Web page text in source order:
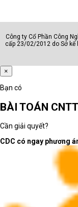
Công ty Cổ Phần Công
cấp 23/02/2012 do Sở kế
×
Bạn có
BÀI TOÁN CNTT
Cần giải quyết?
CDC có ngay phương